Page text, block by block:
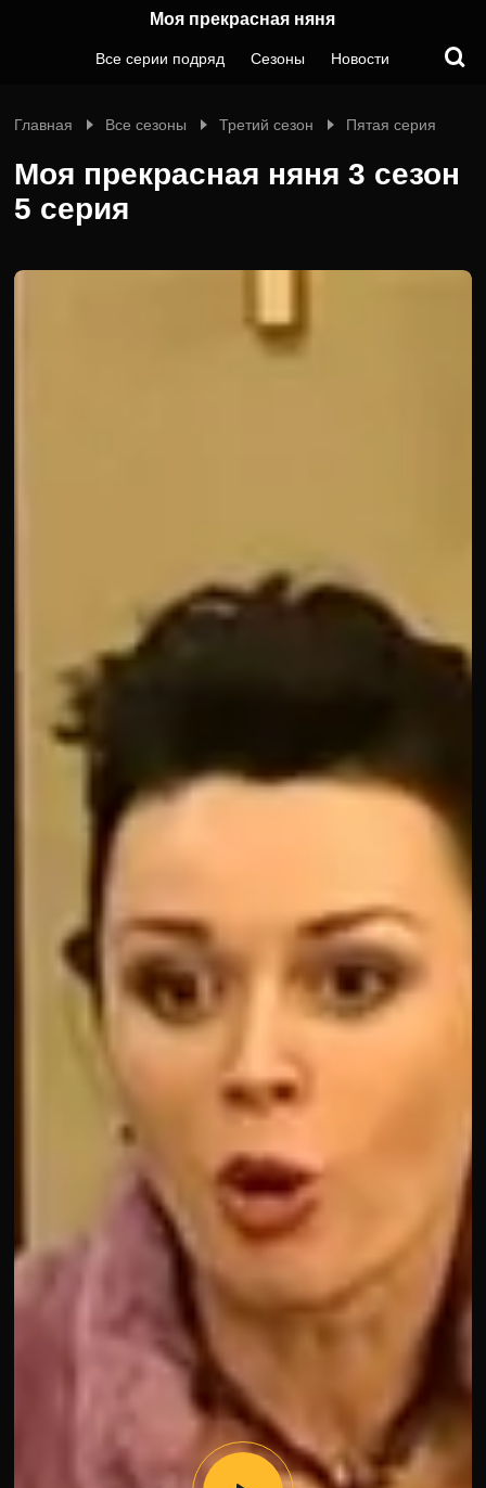
Моя прекрасная няня
Все серии подряд Сезоны Новости
Главная Все сезоны Третий сезон Пятая серия
Моя прекрасная няня 3 сезон
5 серия